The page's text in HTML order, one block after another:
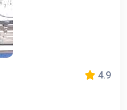
4.9